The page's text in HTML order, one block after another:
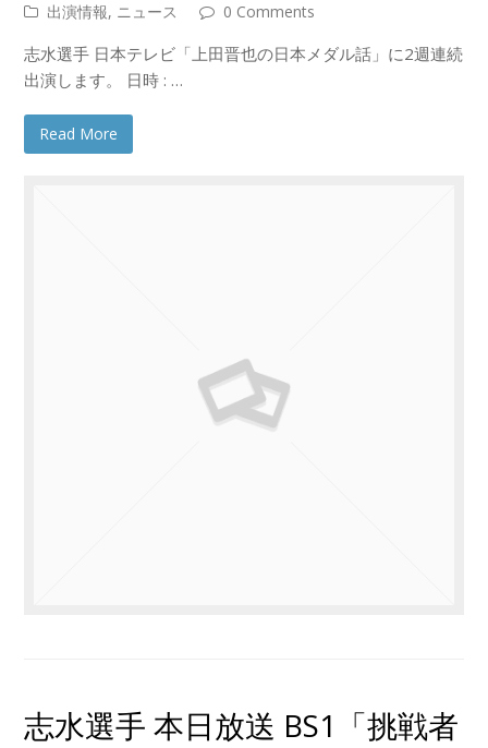
出演情報, ニュース 0 Comments
志水選手 日本テレビ「上田晋也の日本メダル話」に2週連続
出演します。 日時 : …
Read More
志水選手 本日放送 BS1「挑戦者